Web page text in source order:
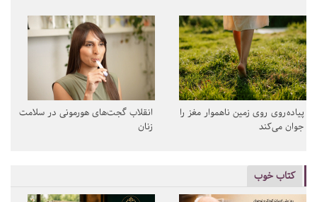
پیاده‌روی روی زمین ناهموار مغز را
جوان می‌کند
انقلاب گجت‌های هورمونی در سلامت
زنان
کتاب خوب